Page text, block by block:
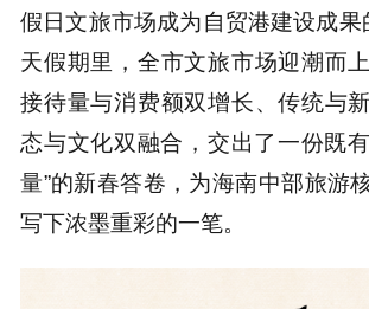
假日文旅市场成为自贸港建设成果
天假期里，全市文旅市场迎潮而
接待量与消费额双增长、传统与
态与文化双融合，交出了一份既有
量”的新春答卷，为海南中部旅游
写下浓墨重彩的一笔。